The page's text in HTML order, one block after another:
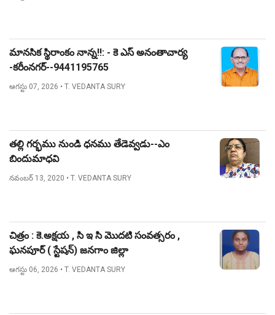
మానసిక స్థిరాంకం నాన్న!!: - కె ఎస్ అనంతాచార్య
-కరీంనగర్--9441195765
ఆగస్టు 07, 2026 • T. VEDANTA SURY
తల్లి గర్భము నుండి ధనము తేడెవ్వడు--ఎం
బిందుమాధవి
నవంబర్ 13, 2020 • T. VEDANTA SURY
చిత్రం : కె.అక్షయ , సి ఇ సి మొదటి సంవత్సరం ,
ఘనపూర్ ( స్టేషన్) జనగాం జిల్లా
ఆగస్టు 06, 2026 • T. VEDANTA SURY